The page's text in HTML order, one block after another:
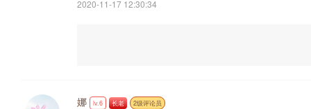
2020-11-17 12:30:34
娜 lv.6 长老 2级评论员